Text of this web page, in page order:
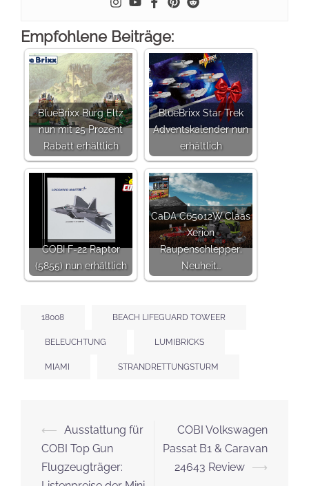
Empfohlene Beiträge:
BlueBrixx Burg Eltz
nun mit 25 Prozent
Rabatt erhältlich
BlueBrixx Star Trek
Adventskalender nun
erhältlich
COBI F-22 Raptor
(5855) nun erhältlich
CaDA C65012W Claas
Xerion
Raupenschlepper:
Neuheit…
18008 BEACH LIFEGUARD TOWEER
BELEUCHTUNG LUMIBRICKS
MIAMI STRANDRETTUNGSTURM
Beitrags-
Navigation
⟵ Ausstattung für
COBI Top Gun
Flugzeugträger:
COBI Volkswagen
Passat B1 & Caravan
24643 Review ⟶